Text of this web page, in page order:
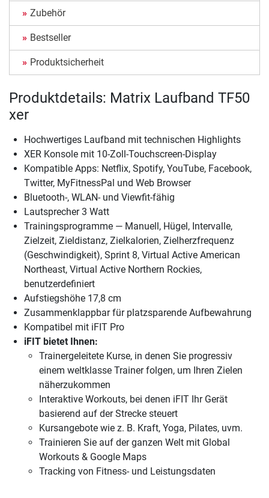
Zubehör
Bestseller
Produktsicherheit
Produktdetails: Matrix Laufband TF50
xer
Hochwertiges Laufband mit technischen Highlights
XER Konsole mit 10-Zoll-Touchscreen-Display
Kompatible Apps: Netflix, Spotify, YouTube, Facebook,
Twitter, MyFitnessPal und Web Browser
Bluetooth-, WLAN- und Viewfit-fähig
Lautsprecher 3 Watt
Trainingsprogramme — Manuell, Hügel, Intervalle,
Zielzeit, Zieldistanz, Zielkalorien, Zielherzfrequenz
(Geschwindigkeit), Sprint 8, Virtual Active American
Northeast, Virtual Active Northern Rockies,
benutzerdefiniert
Aufstiegshöhe 17,8 cm
Zusammenklappbar für platzsparende Aufbewahrung
Kompatibel mit iFIT Pro
iFIT bietet Ihnen:
Trainergeleitete Kurse, in denen Sie progressiv
einem weltklasse Trainer folgen, um Ihren Zielen
näherzukommen
Interaktive Workouts, bei denen iFIT Ihr Gerät
basierend auf der Strecke steuert
Kursangebote wie z. B. Kraft, Yoga, Pilates, uvm.
Trainieren Sie auf der ganzen Welt mit Global
Workouts & Google Maps
Tracking von Fitness- und Leistungsdaten